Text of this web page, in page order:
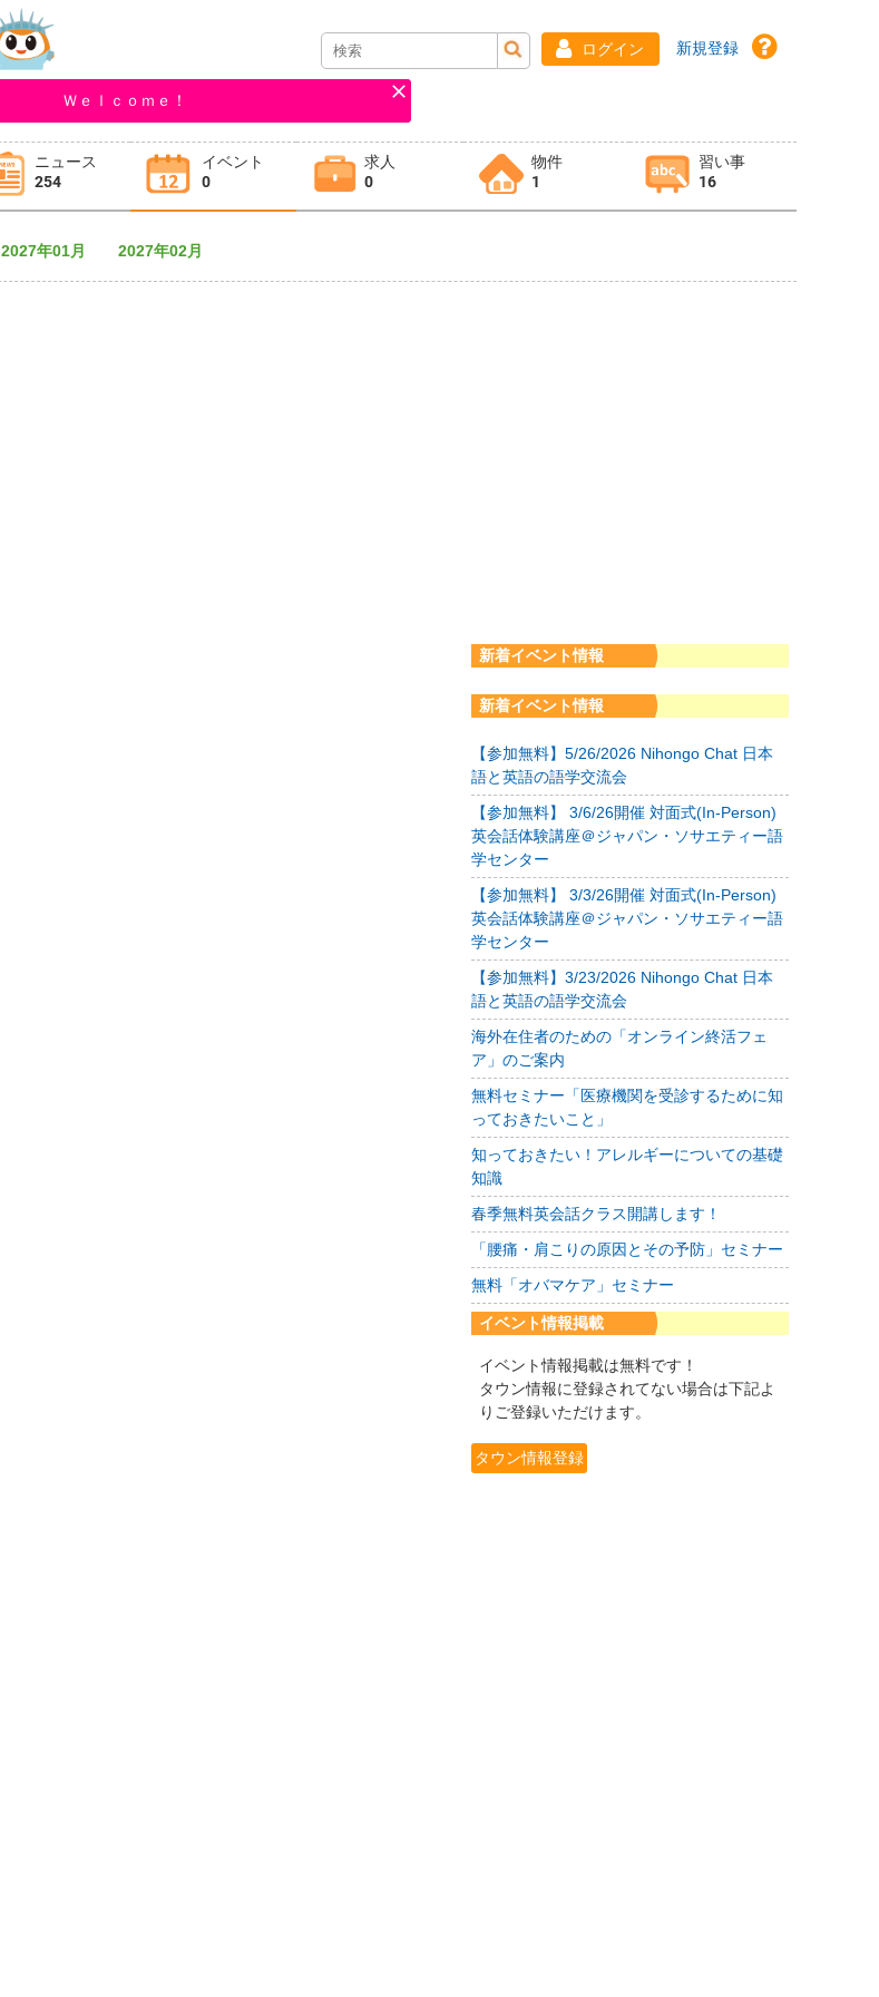
ログイン 新規登録
Ｗｅｌｃｏｍｅ！
ニュース
254
イベント
0
求人
0
物件
1
習い事
16
2027年01月 2027年02月
新着イベント情報
新着イベント情報
【参加無料】5/26/2026 Nihongo Chat 日本
語と英語の語学交流会
【参加無料】 3/6/26開催 対面式(In-Person)
英会話体験講座＠ジャパン・ソサエティー語
学センター
【参加無料】 3/3/26開催 対面式(In-Person)
英会話体験講座＠ジャパン・ソサエティー語
学センター
【参加無料】3/23/2026 Nihongo Chat 日本
語と英語の語学交流会
海外在住者のための「オンライン終活フェ
ア」のご案内
無料セミナー「医療機関を受診するために知
っておきたいこと」
知っておきたい！アレルギーについての基礎
知識
春季無料英会話クラス開講します！
「腰痛・肩こりの原因とその予防」セミナー
無料「オバマケア」セミナー
イベント情報掲載
イベント情報掲載は無料です！
タウン情報に登録されてない場合は下記よ
りご登録いただけます。
タウン情報登録